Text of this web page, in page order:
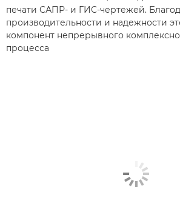
печати САПР- и ГИС-чертежей.
производительности и надежности
компонент непрерывного
процесса